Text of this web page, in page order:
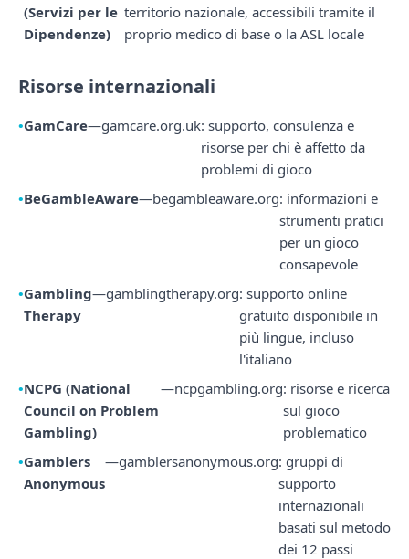
(Servizi per le
Dipendenze)
territorio nazionale, accessibili tramite il
proprio medico di base o la ASL locale
Risorse internazionali
GamCare—gamcare.org.uk: supporto, consulenza e
risorse per chi è affetto da
problemi di gioco
BeGambleAware—begambleaware.org: informazioni e
strumenti pratici
per un gioco
consapevole
Gambling
Therapy
—gamblingtherapy.org: supporto online
gratuito disponibile in
più lingue, incluso
l'italiano
NCPG (National
Council on Problem
Gambling)
—ncpgambling.org: risorse e ricerca
sul gioco
problematico
Gamblers
Anonymous
—gamblersanonymous.org: gruppi di
supporto
internazionali
basati sul metodo
dei 12 passi